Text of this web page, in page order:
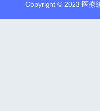
Copyright © 2023 医療